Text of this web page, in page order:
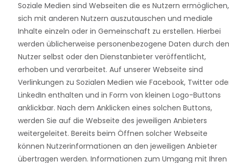
Soziale Medien sind Webseiten die es Nutzern ermöglichen,
sich mit anderen Nutzern auszutauschen und mediale
Inhalte einzeln oder in Gemeinschaft zu erstellen. Hierbei
werden üblicherweise personenbezogene Daten durch den
Nutzer selbst oder den Dienstanbieter veröffentlicht,
erhoben und verarbeitet. Auf unserer Webseite sind
Verlinkungen zu Sozialen Medien wie Facebook, Twitter
LinkedIn enthalten und in Form von kleinen Logo-Buttons
anklickbar. Nach dem Anklicken eines solchen Buttons,
werden Sie auf die Webseite des jeweiligen Anbieters
weitergeleitet. Bereits beim Öffnen solcher Webseite
können Nutzerinformationen an den jeweiligen Anbieter
übertragen werden. Informationen zum Umgang mit Ihren